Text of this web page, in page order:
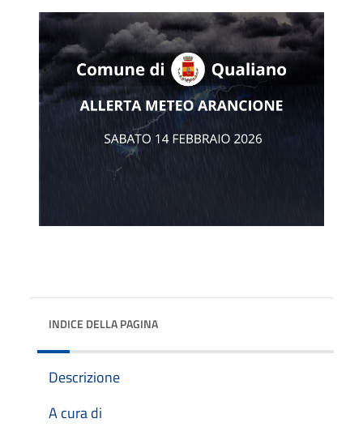
INDICE DELLA PAGINA
Descrizione
A cura di